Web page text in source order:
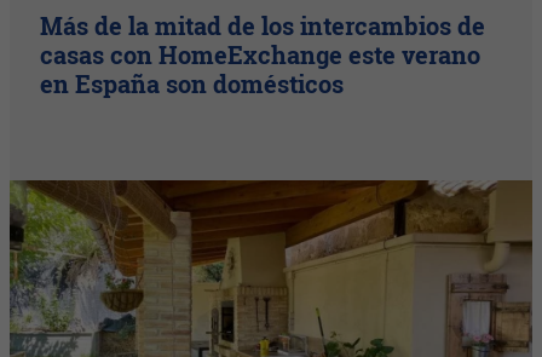
Más de la mitad de los intercambios de
casas con HomeExchange este verano
en España son domésticos